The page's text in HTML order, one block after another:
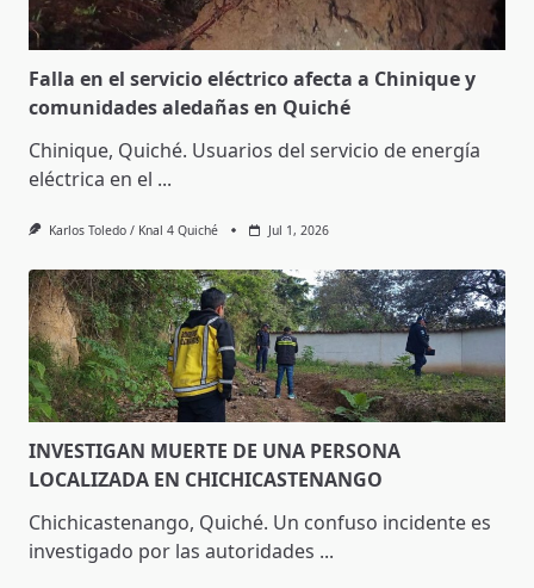
Falla en el servicio eléctrico afecta a Chinique y
comunidades aledañas en Quiché
Chinique, Quiché. Usuarios del servicio de energía
eléctrica en el ...
Karlos Toledo / Knal 4 Quiché Jul 1, 2026
INVESTIGAN MUERTE DE UNA PERSONA
LOCALIZADA EN CHICHICASTENANGO
Chichicastenango, Quiché. Un confuso incidente es
investigado por las autoridades ...